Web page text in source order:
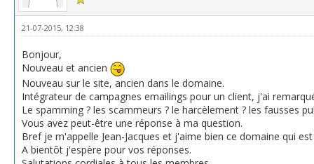
21-07-2015, 12:38
Bonjour,
Nouveau et ancien
Nouveau sur le site, ancien dans le domaine.
Intégrateur de campagnes emailings pour un client, j'ai
Le spamming ? les scammeurs ? le harcèlement ? les fausses
Vous avez peut-être une réponse à ma question.
Bref je m'appelle Jean-Jacques et j'aime bien ce domaine qui
A bientôt j'espère pour vos réponses.